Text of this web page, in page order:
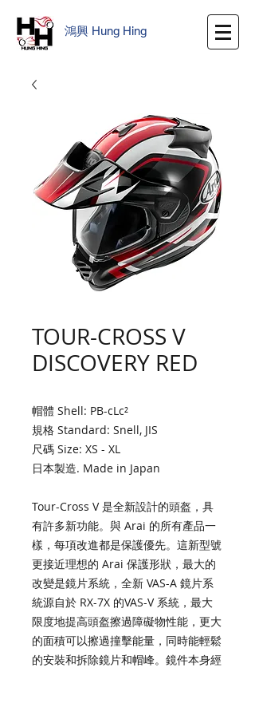
鴻興 Hung Hing
TOUR-CROSS V
DISCOVERY RED
帽體 Shell: PB-cLc²
規格 Standard: Snell, JIS
尺碼 Size: XS - XL
日本製造. Made in Japan
Tour-Cross V 是全新設計的頭盔，具
有許多新功能。與 Arai 的所有產品一
樣，每項改進都是保護優先。這新型號
更接近理想的 Arai 保護形狀，最大的
改變是鏡片系統，全新 VAS-A 鏡片系
統源自於 RX-7X 的VAS-V 系統，最大
限度地提高頭盔擦過障礙物性能，更大
的面積可以擦過撞擊能量，同時能輕鬆
的安裝和拆除鏡片和帽峰。鏡件本身經